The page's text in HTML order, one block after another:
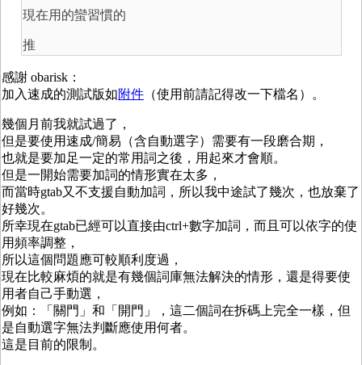
現在用的蠻習慣的
推
感謝 obarisk：
加入速成的測試版如附件 （使用前請記得改一下檔名）。
幾個月前我就試過了，
但是要使用速成/簡易（含自動選字）需要有一段磨合期，
也就是要加足一定的常用詞之後，用起來才會順。
但是一開始需要加詞的情形實在太多，
而當時gtab又不支援自動加詞，所以我中途試了幾次，也放棄了
好幾次。
所幸現在gtab已經可以直接由ctrl+數字加詞，而且可以依字的使
用頻率調整，
所以這個問題應可較順利度過，
現在比較麻煩的就是有幾個詞庫無法解決的情形，還是得要使
用者自己手動選，
例如：「關門」和「開門」，這二個詞在拆碼上完全一樣，但
是自動選字無法判斷應使用何者。
這是目前的限制。